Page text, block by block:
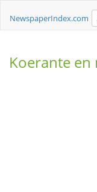
NewspaperIndex.com
Koerante